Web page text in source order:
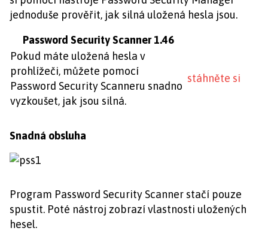
jednoduše prověřit, jak silná uložená hesla jsou.
Password Security Scanner 1.46
Pokud máte uložená hesla v
prohlížeči, můžete pomocí
Password Security Scanneru snadno
vyzkoušet, jak jsou silná.
stáhněte si
Snadná obsluha
Program Password Security Scanner stačí pouze
spustit. Poté nástroj zobrazí vlastnosti uložených
hesel.